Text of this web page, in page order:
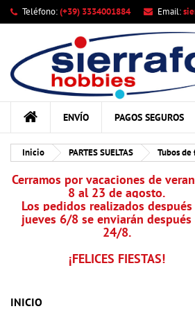
Teléfono:(+39) 3334001884 Email:
ENVÍO PAGOS SEGUROS
Inicio PARTES SUELTAS Tubos de
Cerramos por vacaciones de
8 al 23 de agosto.
Los pedidos realizados
jueves 6/8 se enviarán
24/8.
¡FELICES FIESTAS!
INICIO